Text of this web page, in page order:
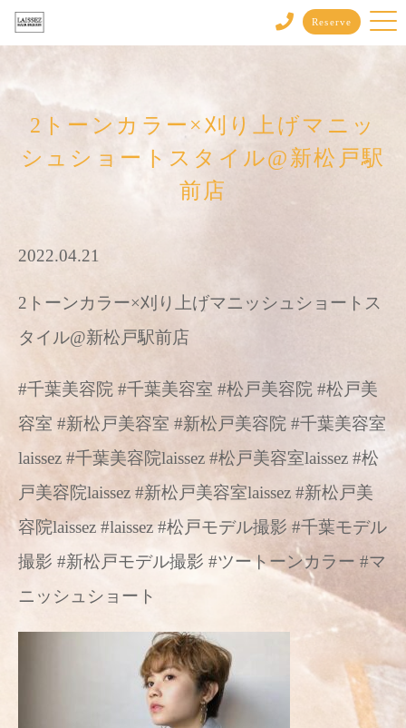
Reserve
2トーンカラー×刈り上げマニッ
シュショートスタイル@新松戸駅
前店
2022.04.21
2トーンカラー×刈り上げマニッシュショートス
タイル@新松戸駅前店
#千葉美容院 #千葉美容室 #松戸美容院 #松戸美
容室 #新松戸美容室 #新松戸美容院 #千葉美容室
laissez #千葉美容院laissez #松戸美容室laissez #松
戸美容院laissez #新松戸美容室laissez #新松戸美
容院laissez #laissez #松戸モデル撮影 #千葉モデル
撮影 #新松戸モデル撮影 #ツートーンカラー #マ
ニッシュショート